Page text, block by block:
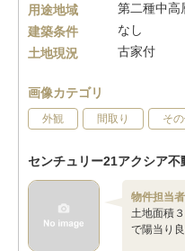
用途地域
第二種中高
建築条件
なし
土地現況
古家付
画像カテゴリ
外観 間取り そ
センチュリー21アクシア不
物件担当
土地面積
で陽当り